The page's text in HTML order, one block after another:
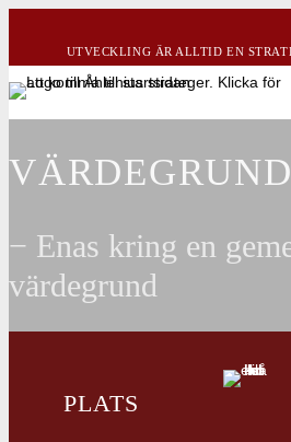
UTVECKLING ÄR ALLTID EN
− Enas kring en
värdegrund
PLATS